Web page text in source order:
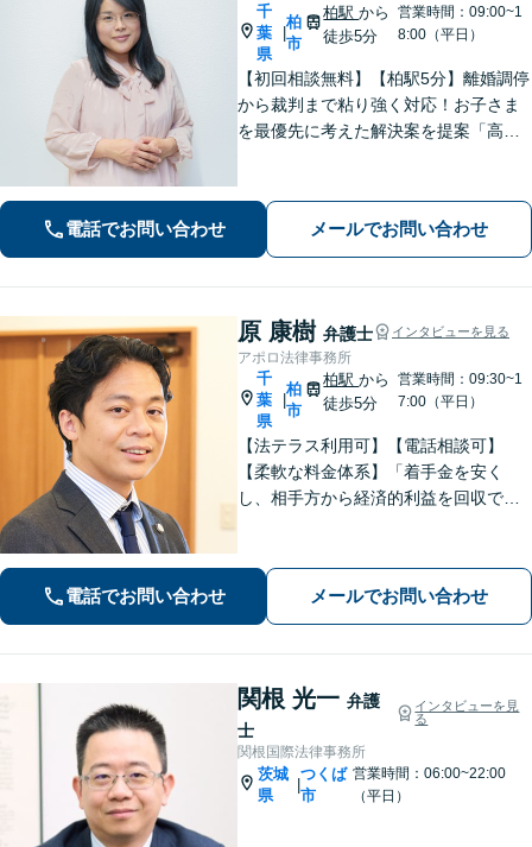
千
葉
県
|
柏
市
柏駅から
徒歩5分
営業時間：09:00~1
8:00（平日）
【初回相談無料】【柏駅5分】離婚調停
から裁判まで粘り強く対応！お子さま
を最優先に考えた解決案を提案「高齢
産相続に強い」【完全個室制】【休
日・夜間面談可】【分割・後払い対
応】
電話でお問い合わせ メールでお問い合わせ
原 康樹 弁護士 インタビューを見る
アポロ法律事務所
千
葉
県
|
柏
市
柏駅から
徒歩5分
営業時間：09:30~1
7:00（平日）
【法テラス利用可】【電話相談可】
【柔軟な料金体系】「着手金を安く
し、相手方から経済的利益を回収でき
務整理、 相続・遺言 、労働・雇用、交
通事故 など【柏駅5分】
電話でお問い合わせ メールでお問い合わせ
関根 光一 弁護
士
インタビューを見
る
関根国際法律事務所
茨城
県
|
つくば
市
営業時間：06:00~22:00
（平日）